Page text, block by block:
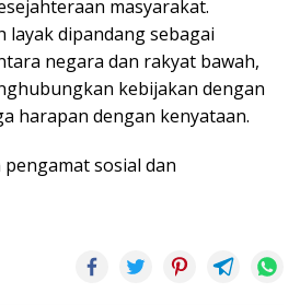
masyarakat.
layak dipandang sebagai
negara dan rakyat bawah,
kebijakan dengan
harapan dengan kenyataan.
sosial dan